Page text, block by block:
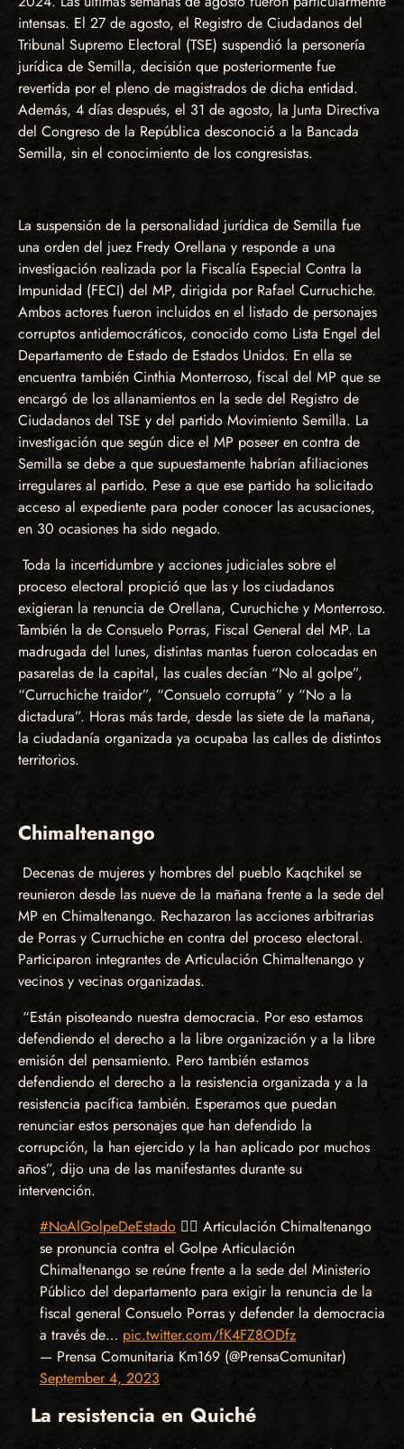
intensas. El 27 de agosto, el Registro de Ciudadanos del
Tribunal Supremo Electoral (TSE) suspendió la personería
jurídica de Semilla, decisión que posteriormente fue
revertida por el pleno de magistrados de dicha entidad.
Además, 4 días después, el 31 de agosto, la Junta Directiva
del Congreso de la República desconoció a la Bancada
Semilla, sin el conocimiento de los congresistas.
La suspensión de la personalidad jurídica de Semilla fue
una orden del juez Fredy Orellana y responde a una
investigación realizada por la Fiscalía Especial Contra la
Impunidad (FECI) del MP, dirigida por Rafael Curruchiche.
Ambos actores fueron incluidos en el listado de personajes
corruptos antidemocráticos, conocido como Lista Engel del
Departamento de Estado de Estados Unidos. En ella se
encuentra también Cinthia Monterroso, fiscal del MP que se
encargó de los allanamientos en la sede del Registro de
Ciudadanos del TSE y del partido Movimiento Semilla. La
investigación que según dice el MP poseer en contra de
Semilla se debe a que supuestamente habrían afiliaciones
irregulares al partido. Pese a que ese partido ha solicitado
acceso al expediente para poder conocer las acusaciones,
en 30 ocasiones ha sido negado.
Toda la incertidumbre y acciones judiciales sobre el
proceso electoral propició que las y los ciudadanos
exigieran la renuncia de Orellana, Curuchiche y Monterroso.
También la de Consuelo Porras, Fiscal General del MP. La
madrugada del lunes, distintas mantas fueron colocadas en
pasarelas de la capital, las cuales decían “No al golpe”,
“Curruchiche traidor”, “Consuelo corrupta” y “No a la
dictadura”. Horas más tarde, desde las siete de la mañana,
la ciudadanía organizada ya ocupaba las calles de distintos
territorios.
Chimaltenango
Decenas de mujeres y hombres del pueblo Kaqchikel se
reunieron desde las nueve de la mañana frente a la sede del
MP en Chimaltenango. Rechazaron las acciones arbitrarias
de Porras y Curruchiche en contra del proceso electoral.
Participaron integrantes de Articulación Chimaltenango y
vecinos y vecinas organizadas.
“Están pisoteando nuestra democracia. Por eso estamos
defendiendo el derecho a la libre organización y a la libre
emisión del pensamiento. Pero también estamos
defendiendo el derecho a la resistencia organizada y a la
resistencia pacífica también. Esperamos que puedan
renunciar estos personajes que han defendido la
corrupción, la han ejercido y la han aplicado por muchos
años”, dijo una de las manifestantes durante su
intervención.
#NoAlGolpeDeEstado ✊🏽 Articulación Chimaltenango
se pronuncia contra el Golpe Articulación
Chimaltenango se reúne frente a la sede del Ministerio
Público del departamento para exigir la renuncia de la
fiscal general Consuelo Porras y defender la democracia
a través de… pic.twitter.com/fK4FZ8ODfz
— Prensa Comunitaria Km169 (@PrensaComunitar)
September 4, 2023
La resistencia en Quiché